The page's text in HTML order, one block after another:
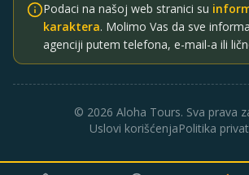
Podaci na našoj web stranici su
karaktera. Molimo Vas da sve
agenciji putem telefona, e-mail-a ili
© 2026 Aloha Tours. Sva prava
Uslovi korišćenjaPolitika